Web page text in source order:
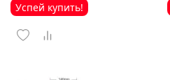
Успей купить!